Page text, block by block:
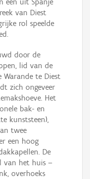
een uit Spanje
van Diest
rol speelde
door de
lid van de
te Diest
zich ongeveer
Het
bak- en
kunststeen),
twee
een hoog
De
van het huis –
overhoeks